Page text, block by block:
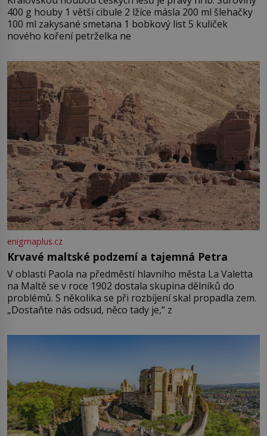
400 g houby 1 větší cibule 2 lžíce másla 200 ml šlehačky
100 ml zakysané smetana 1 bobkový list 5 kuliček
nového koření petrželka ne
enigmaplus.cz
Krvavé maltské podzemí a tajemná Petra
V oblasti Paola na předměstí hlavního města La Valetta
na Maltě se v roce 1902 dostala skupina dělníků do
problémů. S několika se při rozbíjení skal propadla zem.
„Dostaňte nás odsud, něco tady je,“ z